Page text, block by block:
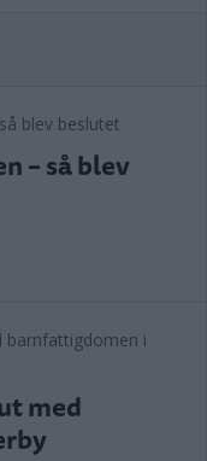
– så blev
med